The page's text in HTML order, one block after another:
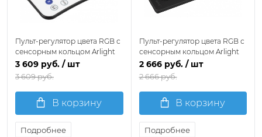
Пульт-регулятор цвета RGB с
сенсорным кольцом Arlight
SMART 036248
3 609 руб. / шт
3 609 руб.
В корзину
Подробнее
Пульт-регулятор цвета RGB с
сенсорным кольцом Arlight
SMART 032987
2 666 руб. / шт
2 666 руб.
В корзину
Подробнее